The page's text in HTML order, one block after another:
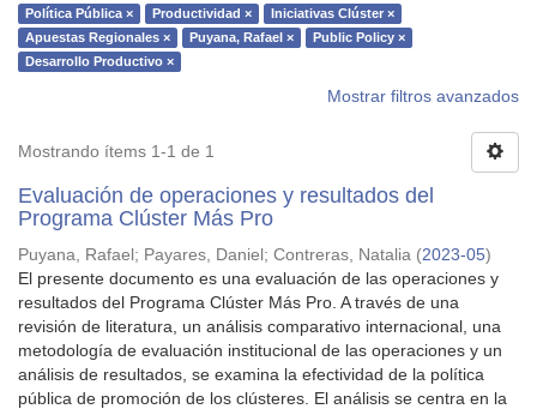
Política Pública × Productividad ×
Iniciativas Clúster ×
Apuestas Regionales ×
Puyana, Rafael ×
Public Policy ×
Desarrollo Productivo ×
Mostrar filtros avanzados
Mostrando ítems 1-1 de 1
Evaluación de operaciones y resultados del
Programa Clúster Más Pro
Puyana, Rafael ; Payares, Daniel ; Contreras, Natalia (2023-05)
El presente documento es una evaluación de las operaciones y
resultados del Programa Clúster Más Pro. A través de una
revisión de literatura, un análisis comparativo internacional, una
metodología de evaluación institucional de las operaciones y un
análisis de resultados, se examina la efectividad de la política
pública de promoción de los clústeres. El análisis se centra en la